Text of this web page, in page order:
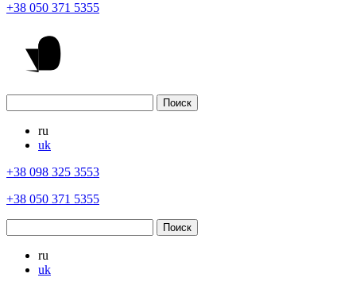
+38 050 371 5355
ru
uk
+38 098 325 3553
+38 050 371 5355
ru
uk